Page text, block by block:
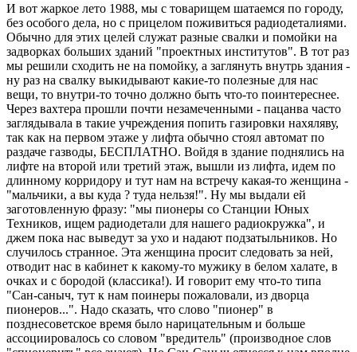
И вот жаркое лето 1988, мы с товарищем шатаемся по городу,
без особого дела, но с прицелом поживиться радиодеталиями.
Обычно для этих целей служат разные свалки и помойки на
задворках больших зданий "проектных институтов". В тот раз
мы решили сходить не на помойку, а заглянуть внутрь здания -
ну раз на свалку выкидывают какие-то полезные для нас
вещи, то внутри-то точно должно быть что-то поинтереснее.
Через вахтера прошли почти незамеченными - пацанва часто
заглядывала в такие учреждения попить газировки нахяляву,
так как на первом этаже у лифта обычно стоял автомат по
раздаче газводы, БЕСПЛАТНО. Войдя в здание поднялись на
лифте на второй или третий этаж, вышли из лифта, идем по
длинному корридору и тут нам на встречу какая-то женщина -
"мальчики, а вы куда ? туда нельзя!". Ну мы выдали ей
заготовленную фразу: "мы пионеры со Cтанции Юных
Техников, ищем радиодетали для нашего радиокружка", и
джем пока нас выведут за ухо и надают подзатыльников. Но
случилось странное. Эта женщина просит следовать за ней,
отводит нас в кабинет к какому-то мужику в белом халате, в
очках и с бородой (классика!). И говорит ему что-то типа
"Сан-саныч, тут к нам поинеры пожаловали, из дворца
пионеров...". Надо сказать, что слово "пионер" в
позднесоветское время было нарицательным и больше
ассоциировалось со словом "вредитель" (производное слов